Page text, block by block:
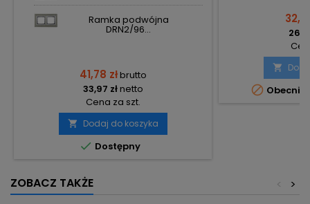
Ramka podwójna
DRN2/96...
41,78 złbrutto
33,97 złnetto
Cena za szt.
 Dodaj do koszyka
 Dostępny


ZOBACZ TAKŻE >
<